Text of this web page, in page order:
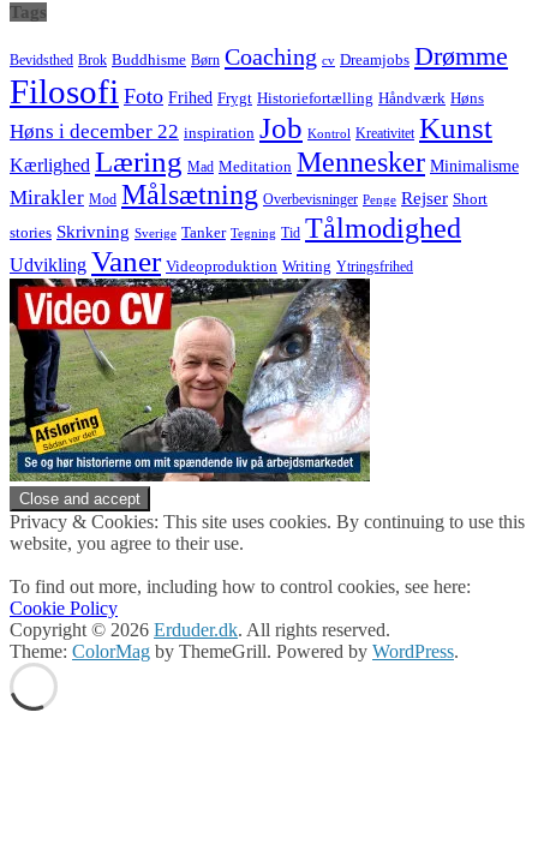
Tags
Bevidsthed Brok Buddhisme Børn Coaching cv Dreamjobs Drømme
Filosofi Foto Frihed Frygt Historiefortælling Håndværk Høns
Høns i december 22 inspiration Job Kontrol Kreativitet Kunst
Kærlighed Læring Mad Meditation Mennesker Minimalisme
Mirakler Mod Målsætning Overbevisninger Penge Rejser Short
stories Skrivning Sverige Tanker Tegning Tid Tålmodighed
Udvikling Vaner Videoproduktion Writing Ytringsfrihed
Privacy & Cookies: This site uses cookies. By continuing to use this
website, you agree to their use.
To find out more, including how to control cookies, see here:
Cookie Policy
Copyright © 2026 Erduder.dk. All rights reserved.
Theme: ColorMag by ThemeGrill. Powered by WordPress.